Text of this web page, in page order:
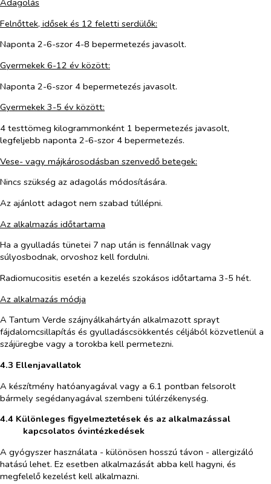
Adagolás
Felnőttek, idősek és 12 feletti serdülők:
Naponta 2-6-szor 4-8 bepermetezés javasolt.
Gyermekek 6-12 év között:
Naponta 2-6-szor 4 bepermetezés javasolt.
Gyermekek 3-5 év között:
4 testtömeg kilogrammonként 1 bepermetezés javasolt,
legfeljebb naponta 2-6-szor 4 bepermetezés.
Vese- vagy májkárosodásban szenvedő betegek:
Nincs szükség az adagolás módosítására.
Az ajánlott adagot nem szabad túllépni.
Az alkalmazás időtartama
Ha a gyulladás tünetei 7 nap után is fennállnak vagy
súlyosbodnak, orvoshoz kell fordulni.
Radiomucositis esetén a kezelés szokásos időtartama 3-5 hét.
Az alkalmazás módja
A Tantum Verde szájnyálkahártyán alkalmazott sprayt
fájdalomcsillapítás és gyulladáscsökkentés céljából közvetlenül a
szájüregbe vagy a torokba kell permetezni.
4.3 Ellenjavallatok
A készítmény hatóanyagával vagy a 6.1 pontban felsorolt
bármely segédanyagával szembeni túlérzékenység.
4.4 Különleges figyelmeztetések és az alkalmazással
kapcsolatos óvintézkedések
A gyógyszer használata - különösen hosszú távon - allergizáló
hatású lehet. Ez esetben alkalmazását abba kell hagyni, és
megfelelő kezelést kell alkalmazni.